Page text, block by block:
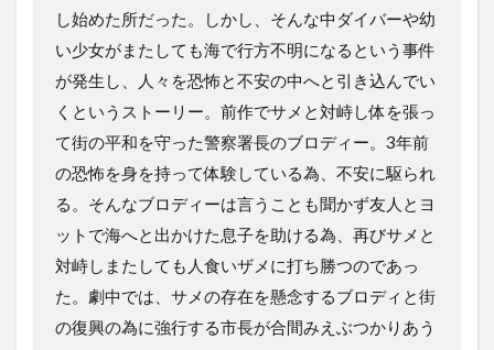
し始めた所だった。しかし、そんな中ダイバーや幼
い少女がまたしても海で行方不明になるという事件
が発生し、人々を恐怖と不安の中へと引き込んでい
くというストーリー。前作でサメと対峙し体を張っ
て街の平和を守った警察署長のブロディー。3年前
の恐怖を身を持って体験している為、不安に駆られ
る。そんなブロディーは言うことも聞かず友人とヨ
ットで海へと出かけた息子を助ける為、再びサメと
対峙しまたしても人食いザメに打ち勝つのであっ
た。劇中では、サメの存在を懸念するブロディと街
の復興の為に強行する市長が合間みえぶつかりあう